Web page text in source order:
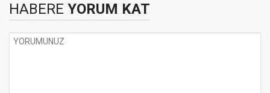
HABERE YORUM KAT